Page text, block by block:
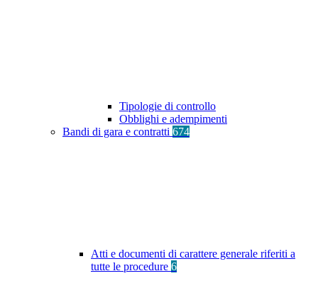
Tipologie di controllo
Obblighi e adempimenti
Bandi di gara e contratti 674
Atti e documenti di carattere generale riferiti a
tutte le procedure 6